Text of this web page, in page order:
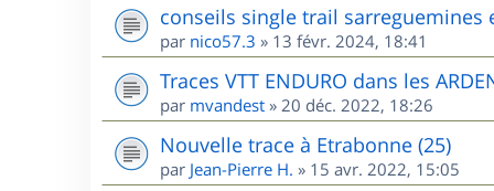
conseils single trail sarreguemines
par nico57.3 » 13 févr. 2024, 18:41
Traces VTT ENDURO dans les
par mvandest » 20 déc. 2022, 18:26
Nouvelle trace à Etrabonne (25)
par Jean-Pierre H. » 15 avr. 2022, 15:05